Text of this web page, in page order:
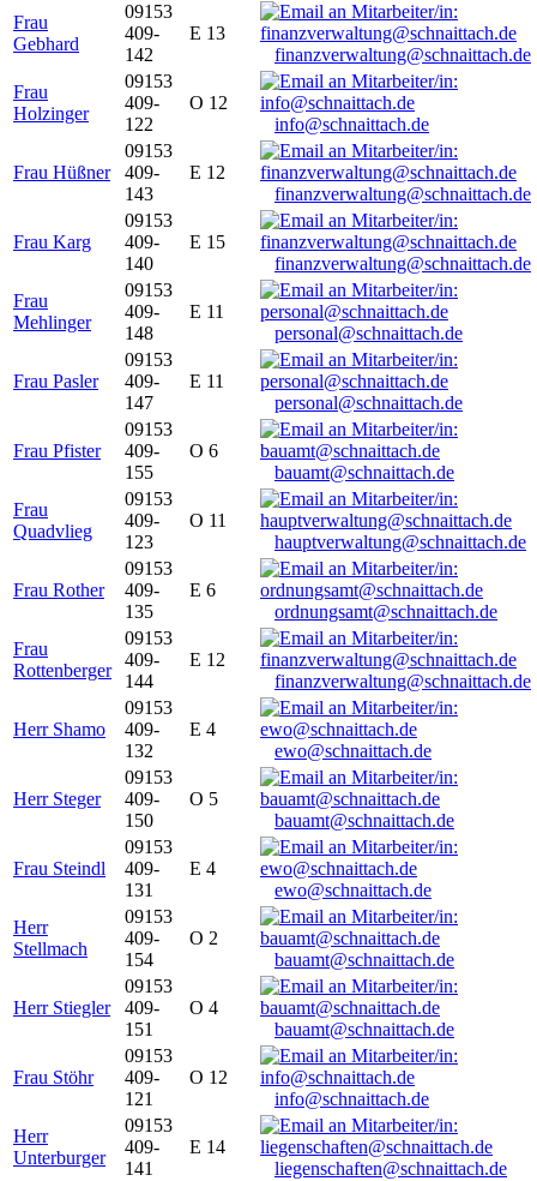
Frau
Gebhard
09153
409-
142
E 13
finanzverwaltung@schnaittach.de
Frau
Holzinger
09153
409-
122
O 12
info@schnaittach.de
Frau Hüßner
09153
409-
143
E 12
finanzverwaltung@schnaittach.de
Frau Karg
09153
409-
140
E 15
finanzverwaltung@schnaittach.de
Frau
Mehlinger
09153
409-
148
E 11
personal@schnaittach.de
Frau Pasler
09153
409-
147
E 11
personal@schnaittach.de
Frau Pfister
09153
409-
155
O 6
bauamt@schnaittach.de
Frau
Quadvlieg
09153
409-
123
O 11
hauptverwaltung@schnaittach.de
Frau Rother
09153
409-
135
E 6
ordnungsamt@schnaittach.de
Frau
Rottenberger
09153
409-
144
E 12
finanzverwaltung@schnaittach.de
Herr Shamo
09153
409-
132
E 4
ewo@schnaittach.de
Herr Steger
09153
409-
150
O 5
bauamt@schnaittach.de
Frau Steindl
09153
409-
131
E 4
ewo@schnaittach.de
Herr
Stellmach
09153
409-
154
O 2
bauamt@schnaittach.de
Herr Stiegler
09153
409-
151
O 4
bauamt@schnaittach.de
Frau Stöhr
09153
409-
121
O 12
info@schnaittach.de
Herr
Unterburger
09153
409-
141
E 14
liegenschaften@schnaittach.de